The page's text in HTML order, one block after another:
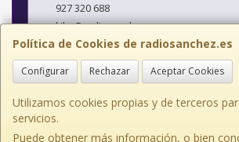
Política de Cookies de radiosanchez.es
Configurar Rechazar Aceptar Cookies
Utilizamos cookies propias y de terceros
servicios.
Puede obtener más información, o bien
927 320 688
kiko@radiosanchez.com
Horario
Mañanas: 9,30 - 2 Tardes: 5 - 8,30